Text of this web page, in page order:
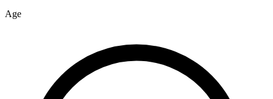
Age